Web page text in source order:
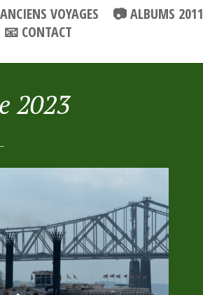
VOYAGES
📷 ALBUMS 2011
📧 CONTACT
2023